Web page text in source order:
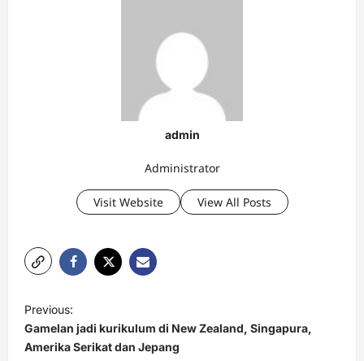
admin
Administrator
Visit Website View All Posts
o
s
Previous:
Gamelan jadi kurikulum di New Zealand, Singapura,
Amerika Serikat dan Jepang